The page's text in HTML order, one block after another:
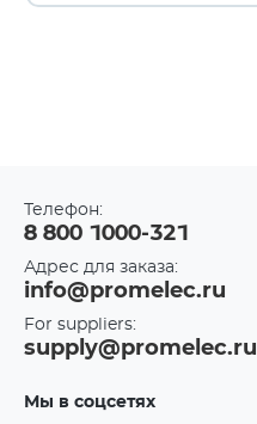
Телефон:
8 800 1000-321
Адрес для заказа:
info@promelec.ru
For suppliers:
supply@promelec.ru
Мы в соцсетях